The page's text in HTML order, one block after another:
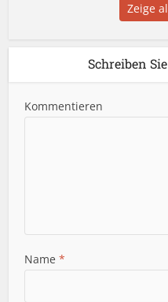
Zeige
Schreiben
Kommentieren
Name*